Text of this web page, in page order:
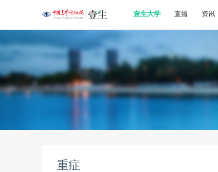
壹生大学 直播 资讯
重症